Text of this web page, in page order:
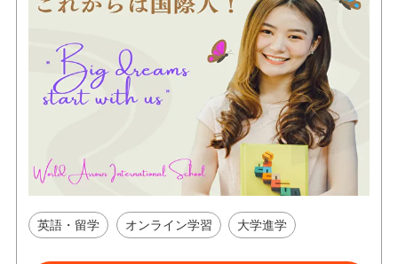
英語・留学 オンライン学習 大学進学